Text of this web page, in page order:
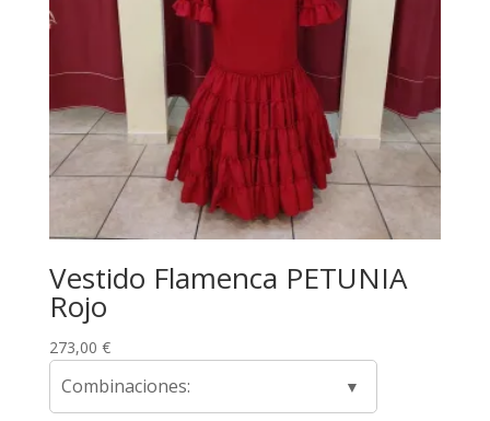
Vestido Flamenca PETUNIA
Rojo
273,00 €
Combinaciones: